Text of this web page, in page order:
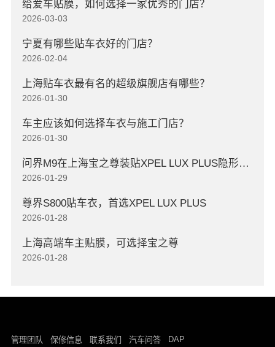
给爱车贴膜，如何选择一家优秀的门店？
2026-03-03
宁夏有哪些贴车衣好的门店？
2026-02-04
上海贴车衣最有名的超级旗舰店有哪些？
2026-01-30
车主应该如何选择车衣与施工门店？
2026-01-30
问界M9在上海宝之尊装贴XPEL LUX PLUS隐形车衣
2026-01-29
尊界S800贴车衣，首选XPEL LUX PLUS
2026-01-28
上海高端车主贴膜，可选择宝之尊
2026-01-28
管理团队 保修信息 联系我们 汽车问答 DAP